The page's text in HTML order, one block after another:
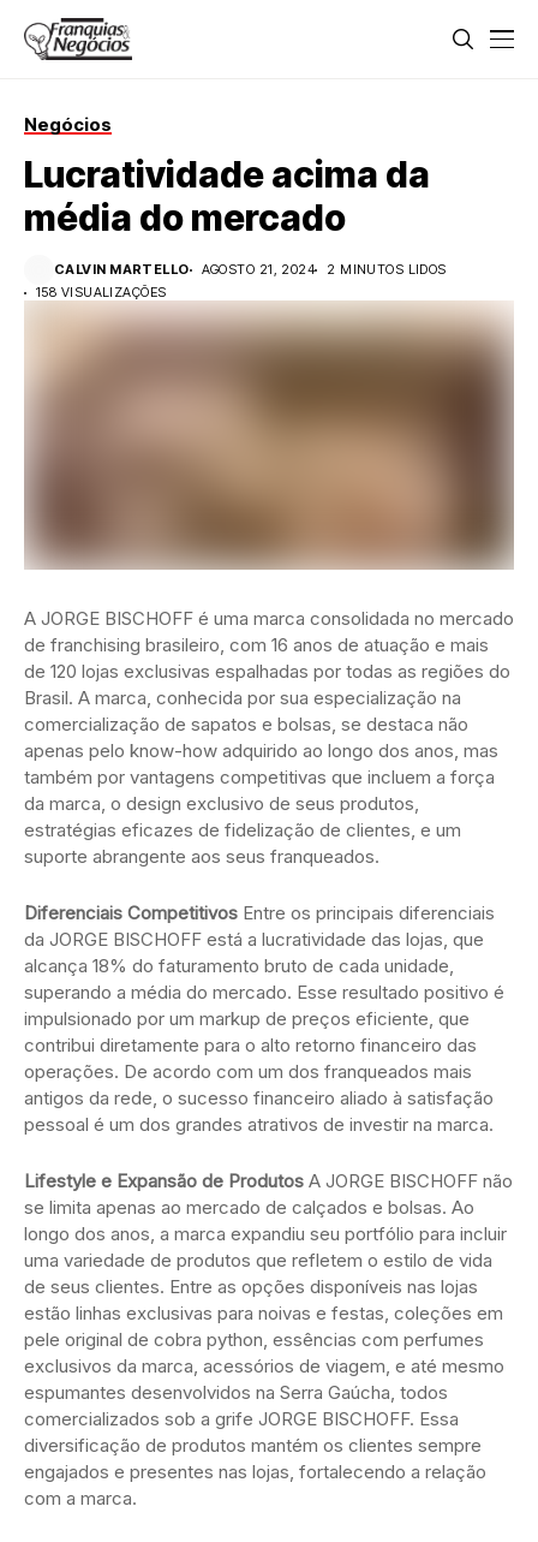
Negócios
Lucratividade acima da
média do mercado
CALVIN MARTELLO AGOSTO 21, 2024
2 MINUTOS LIDOS
158 VISUALIZAÇÕES
A JORGE BISCHOFF é uma marca consolidada no mercado
de franchising brasileiro, com 16 anos de atuação e mais
de 120 lojas exclusivas espalhadas por todas as regiões do
Brasil. A marca, conhecida por sua especialização na
comercialização de sapatos e bolsas, se destaca não
apenas pelo know-how adquirido ao longo dos anos, mas
também por vantagens competitivas que incluem a força
da marca, o design exclusivo de seus produtos,
estratégias eficazes de fidelização de clientes, e um
suporte abrangente aos seus franqueados.
Diferenciais Competitivos Entre os principais diferenciais
da JORGE BISCHOFF está a lucratividade das lojas, que
alcança 18% do faturamento bruto de cada unidade,
superando a média do mercado. Esse resultado positivo é
impulsionado por um markup de preços eficiente, que
contribui diretamente para o alto retorno financeiro das
operações. De acordo com um dos franqueados mais
antigos da rede, o sucesso financeiro aliado à satisfação
pessoal é um dos grandes atrativos de investir na marca.
Lifestyle e Expansão de Produtos A JORGE BISCHOFF não
se limita apenas ao mercado de calçados e bolsas. Ao
longo dos anos, a marca expandiu seu portfólio para incluir
uma variedade de produtos que refletem o estilo de vida
de seus clientes. Entre as opções disponíveis nas lojas
estão linhas exclusivas para noivas e festas, coleções em
pele original de cobra python, essências com perfumes
exclusivos da marca, acessórios de viagem, e até mesmo
espumantes desenvolvidos na Serra Gaúcha, todos
comercializados sob a grife JORGE BISCHOFF. Essa
diversificação de produtos mantém os clientes sempre
engajados e presentes nas lojas, fortalecendo a relação
com a marca.